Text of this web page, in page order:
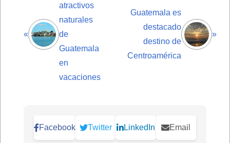
«
atractivos
naturales
de
Guatemala
en
vacaciones
Guatemala es
destacado
destino de
Centroamérica
»
Facebook Twitter LinkedIn Email